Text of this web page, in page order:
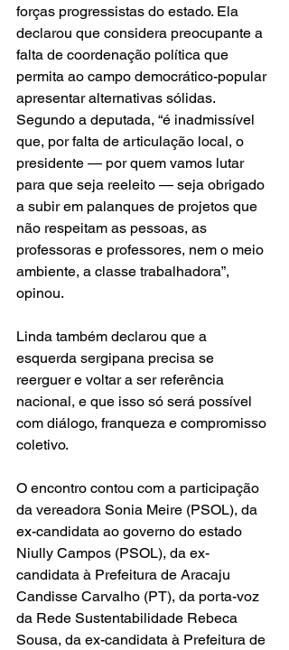
forças progressistas do estado. Ela
declarou que considera preocupante a
falta de coordenação política que
permita ao campo democrático-popular
apresentar alternativas sólidas.
Segundo a deputada, “é inadmissível
que, por falta de articulação local, o
presidente — por quem vamos lutar
para que seja reeleito — seja obrigado
a subir em palanques de projetos que
não respeitam as pessoas, as
professoras e professores, nem o meio
ambiente, a classe trabalhadora”,
opinou.
Linda também declarou que a
esquerda sergipana precisa se
reerguer e voltar a ser referência
nacional, e que isso só será possível
com diálogo, franqueza e compromisso
coletivo.
O encontro contou com a participação
da vereadora Sonia Meire (PSOL), da
ex-candidata ao governo do estado
Niully Campos (PSOL), da ex-
candidata à Prefeitura de Aracaju
Candisse Carvalho (PT), da porta-voz
da Rede Sustentabilidade Rebeca
Sousa, da ex-candidata à Prefeitura de